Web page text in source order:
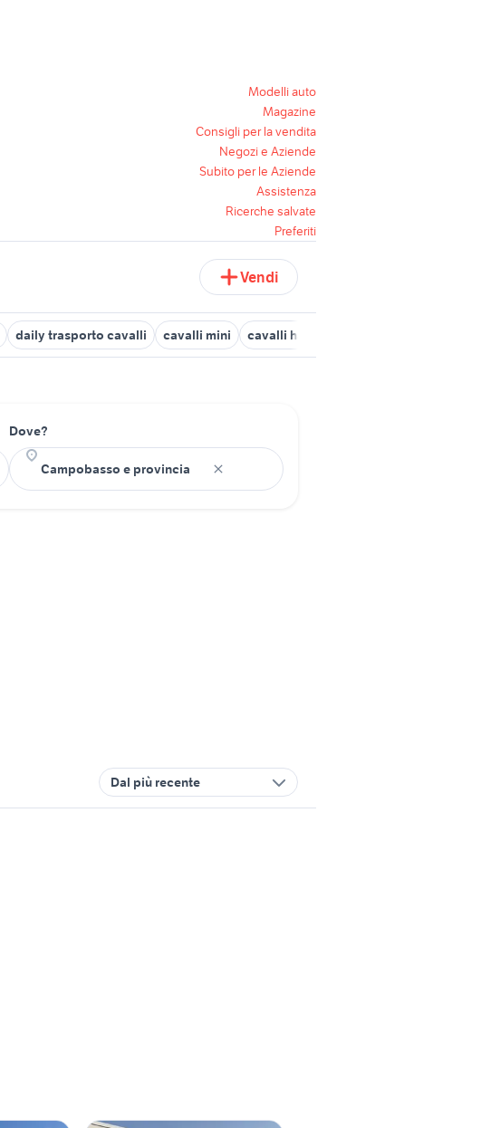
Modelli auto
Magazine
Consigli per la vendita
Negozi e Aziende
Subito per le Aziende
Assistenza
Ricerche salvate
Preferiti
Vendi
daily trasporto cavalli cavalli mini cavalli haflinger vendita
Dove?
Dal più recente